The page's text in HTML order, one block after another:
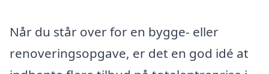
Når du står over for en bygge- eller
renoveringsopgave, er det en god idé at